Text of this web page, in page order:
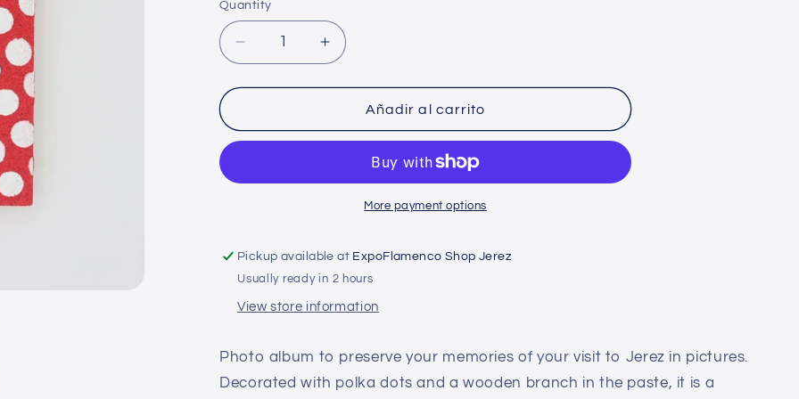
Quantity
Decrease
quantity
for
album
-
dots
Increase
quantity
for
Photo
album
dots
Jerez
Añadir al carrito
More payment options
Pickup available at ExpoFlamenco Shop Jerez
Usually ready in 2 hours
View store information
Photo album to preserve your memories of your visit to Jerez in pictures.
Decorated with polka dots and a wooden branch in the paste, it is a